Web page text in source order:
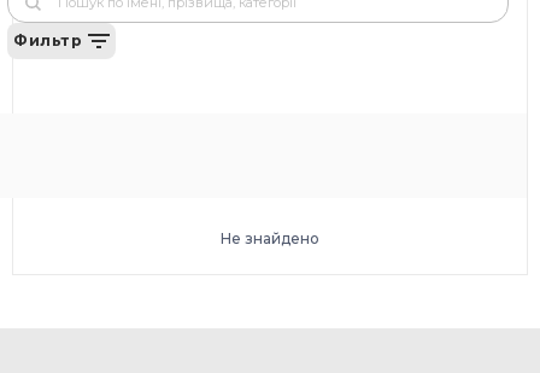
Фильтр
Не знайдено